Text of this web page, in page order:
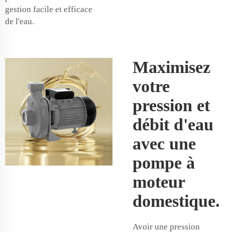
gestion facile et efficace
de l'eau.
Maximisez
votre
pression et
débit d'eau
avec une
pompe à
moteur
domestique.
Avoir une pression